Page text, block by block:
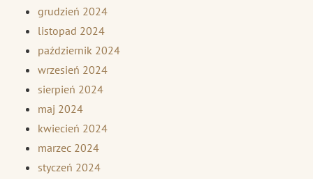
grudzień 2024
listopad 2024
październik 2024
wrzesień 2024
sierpień 2024
maj 2024
kwiecień 2024
marzec 2024
styczeń 2024